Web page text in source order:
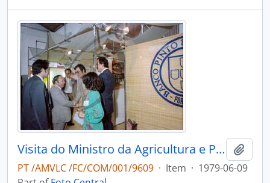
Visita do Ministro da Agricultura e Pescas e do Governador Civil de Aveiro, à Lacti 79
PT /AMVLC /FC/COM/001/9609 · Item · 1979-06-09